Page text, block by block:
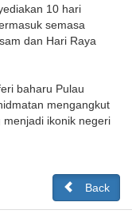
10 hari
semasa
dan Hari Raya
baharu Pulau
mengangkut
ikonik negeri
Back